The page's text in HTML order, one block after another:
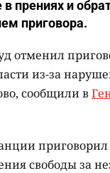
в прениях и
приговора.
отменил
из-за
сообщили в
свободы за